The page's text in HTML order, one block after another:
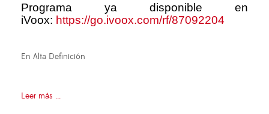
Programa ya disponible en
iVoox: https://go.ivoox.com/rf/87092204
En Alta Definición
Leer más ...